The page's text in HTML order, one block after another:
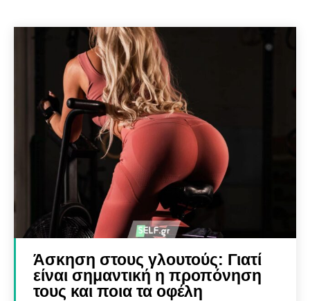
Άσκηση στους γλουτούς: Γιατί
είναι σημαντική η προπόνηση
τους και ποια τα οφέλη